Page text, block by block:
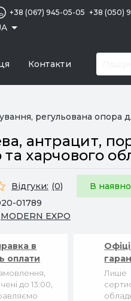
+38 (067) 945-05-05 +38 (050)
Контакти
регульована опора
антрацит,
харчового
Відгуки: (0)
В
01789
MODERN EXPO
в
оплати
до 13:00,
Лише